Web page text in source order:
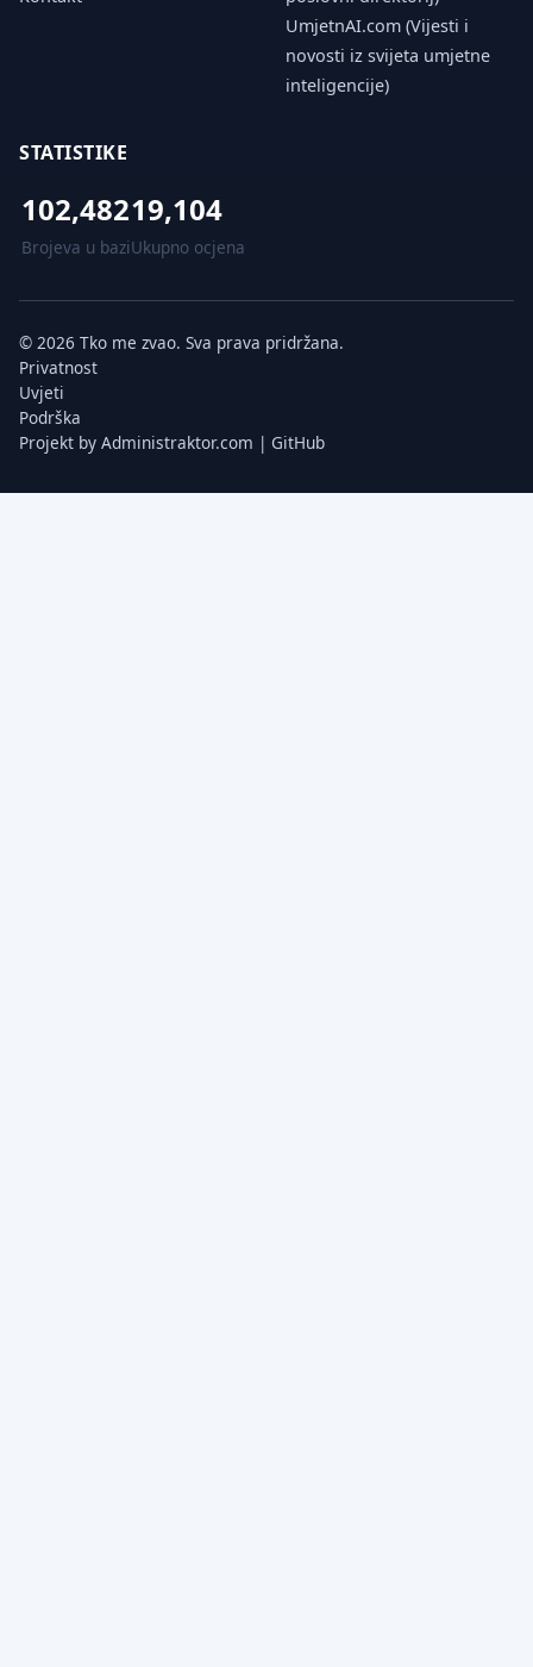
UmjetnAI.com (Vijesti i
novosti iz svijeta umjetne
inteligencije)
STATISTIKE
102,482
Brojeva u bazi
19,104
Ukupno ocjena
© 2026 Tko me zvao. Sva prava pridržana.
Privatnost
Uvjeti
Podrška
Projekt by Administraktor.com | GitHub